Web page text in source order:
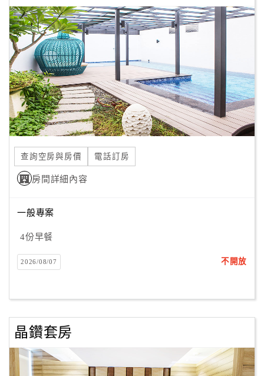
旅
伴
計
劃
商
品
傳查詢空房與房價 電話訂房
房間詳細內容
一般專案
4份早餐
2026/08/07 不開放
晶鑽套房